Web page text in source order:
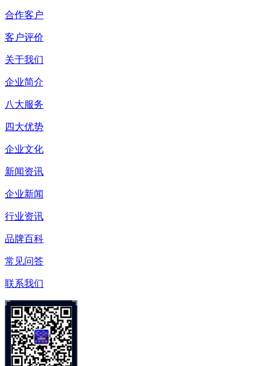
合作客户
客户评价
关于我们
企业简介
八大服务
四大优势
企业文化
新闻资讯
企业新闻
行业资讯
品牌百科
常见问答
联系我们